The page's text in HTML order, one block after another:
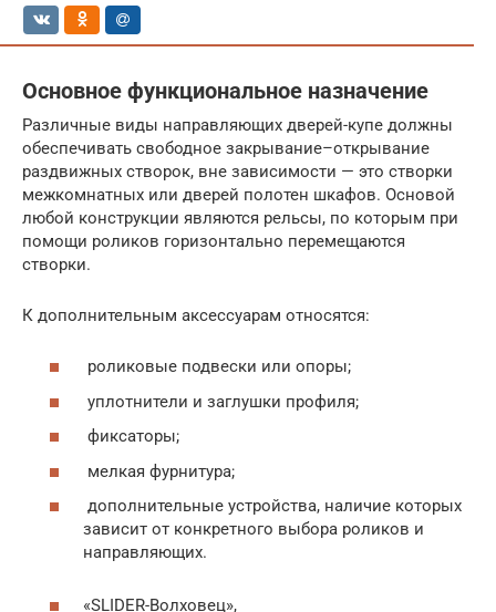
Основное функциональное назначение
Различные виды направляющих дверей-купе должны
обеспечивать свободное закрывание–открывание
раздвижных створок, вне зависимости — это створки
межкомнатных или дверей полотен шкафов. Основой
любой конструкции являются рельсы, по которым при
помощи роликов горизонтально перемещаются
створки.
К дополнительным аксессуарам относятся:
роликовые подвески или опоры;
уплотнители и заглушки профиля;
фиксаторы;
мелкая фурнитура;
дополнительные устройства, наличие которых
зависит от конкретного выбора роликов и
направляющих.
«SLIDER-Волховец»,